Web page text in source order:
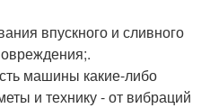
впускного и сливного
машины какие-либо
и технику - от вибраций